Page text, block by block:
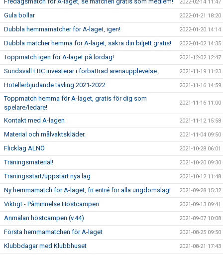
2022-02-14 11:47
Gula bollar 2022-01-21 18:20
Dubbla hemmamatcher för A-laget, igen! 2022-01-20 14:14
Dubbla matcher hemma för A-laget, säkra din biljett gratis! 2022-01-02 14:35
Toppmatch igen för A-laget på lördag! 2021-12-02 12:47
Sundsvall FBC investerar i förbättrad arenaupplevelse. 2021-11-19 11:23
Hotellerbjudande tävling 2021-2022 2021-11-16 14:59
Toppmatch hemma för A-laget, gratis för dig som
spelare/ledare!
2021-11-16 11:00
Kontakt med A-lagen 2021-11-12 15:58
Material och målvaktskläder. 2021-11-04 09:50
Flicklag ALNÖ 2021-10-28 06:01
Träningsmaterial! 2021-10-20 09:30
Träningsstart/uppstart nya lag 2021-10-12 11:48
Ny hemmamatch för A-laget, fri entré för alla ungdomslag! 2021-09-28 15:32
Viktigt - Påminnelse Höstcampen 2021-09-13 09:41
Anmälan höstcampen (v.44) 2021-09-07 10:08
Första hemmamatchen för A-laget 2021-08-25 09:50
Klubbdagar med Klubbhuset 2021-08-21 17:43